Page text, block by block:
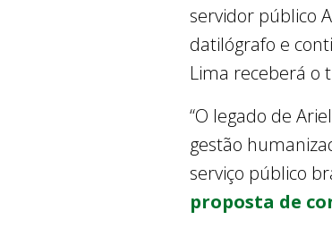
servidor público
datilógrafo e
Lima receberá o
“O legado de
gestão
serviço público
proposta de